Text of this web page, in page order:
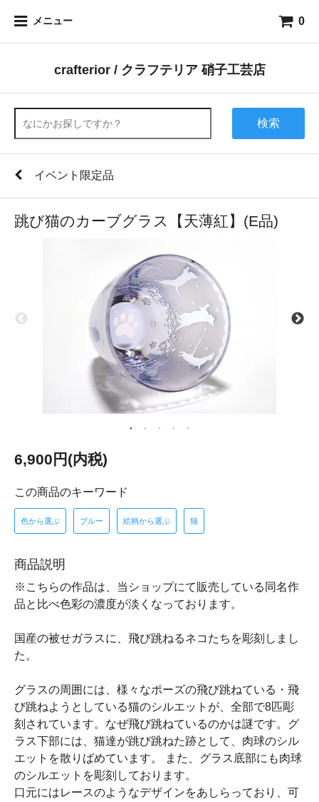
メニュー 0
crafterior / クラフテリア 硝子工芸店
検索
イベント限定品
跳び猫のカーブグラス【天薄紅】(E品)
6,900円(内税)
この商品のキーワード
色から選ぶ ブルー 絵柄から選ぶ 猫
商品説明
※こちらの作品は、当ショップにて販売している同名作
品と比べ色彩の濃度が淡くなっております。
国産の被せガラスに、飛び跳ねるネコたちを彫刻しまし
た。
グラスの周囲には、様々なポーズの飛び跳ねている・飛
び跳ねようとしている猫のシルエットが、全部で8匹彫
刻されています。なぜ飛び跳ねているのかは謎です。グ
ラス下部には、猫達が跳び跳ねた跡として、肉球のシル
エットを散りばめています。 また、グラス底部にも肉球
のシルエットを彫刻しております。
口元にはレースのようなデザインをあしらっており、可